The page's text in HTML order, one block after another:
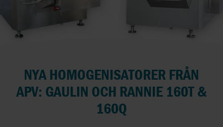
NYA HOMOGENISATORER FRÅN
APV: GAULIN OCH RANNIE 160T &
160Q